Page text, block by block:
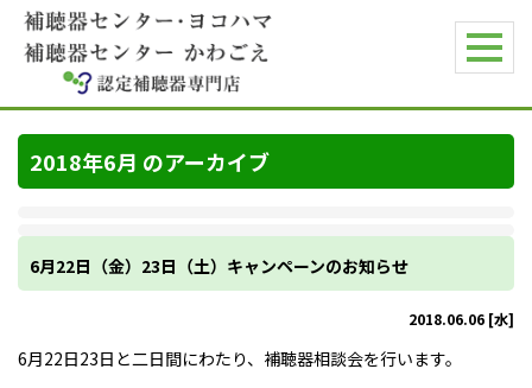
2018年6月 のアーカイブ
6月22日（金）23日（土）キャンペーンのお知らせ
2018.06.06 [水]
6月22日23日と二日間にわたり、補聴器相談会を行います。